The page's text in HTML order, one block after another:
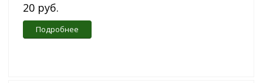
20 руб.
Подробнее